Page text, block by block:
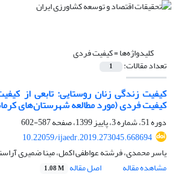
کلیدواژه‌ها =کیفیت فردی
تعداد مقالات: 1
کیفیت زندگی زنان روستایی: تابعی از
کیفیت فردی (مورد مطالعه شهرستان‌های
دوره 51، شماره 3، پاییز 1399، صفحه
587-602
10.22059/ijaedr.2019.273045.668694
یاسر محمدی، فرشته عواطفی اکمل، مینا ضمیری
مشاهده مقاله
اصل مقاله 1.08 M